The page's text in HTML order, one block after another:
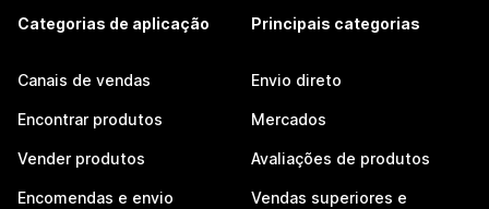
Categorias de aplicação
Canais de vendas
Encontrar produtos
Vender produtos
Encomendas e envio
Principais categorias
Envio direto
Mercados
Avaliações de produtos
Vendas superiores e